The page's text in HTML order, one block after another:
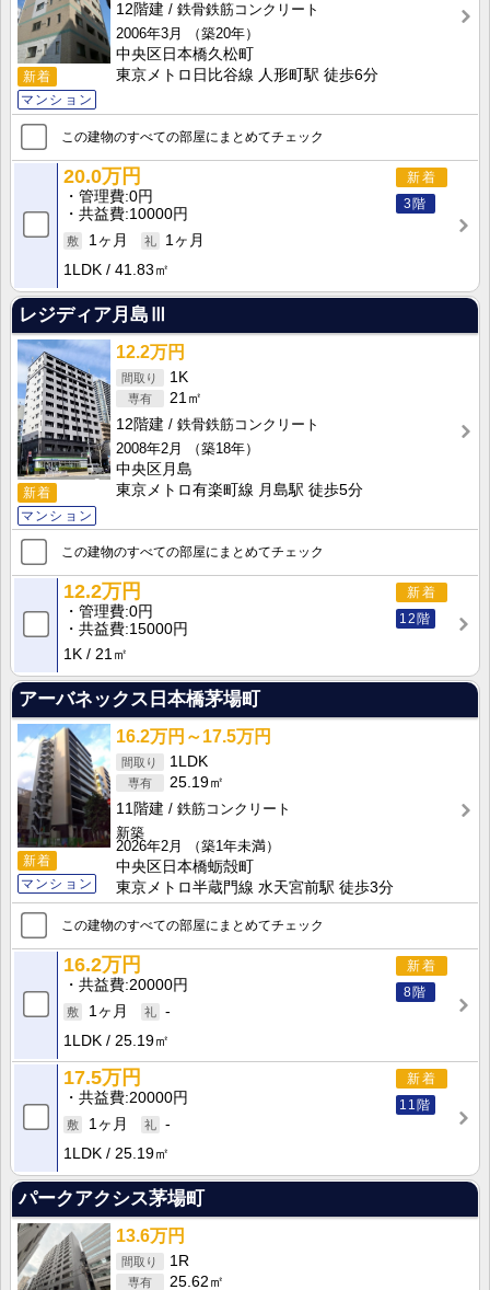
新着
マンション
12階建
鉄骨鉄筋コンクリート
2006年3月
（築20年）
中央区日本橋久松町
東京メトロ日比谷線 人形町駅 徒歩6分
この建物のすべての部屋にまとめてチェック
新着
3階
20.0万円
管理費 0円
共益費 10000円
1ヶ月
1ヶ月
1LDK
41.83㎡
レジディア月島Ⅲ
新着
マンション
12.2万円
1K
21㎡
12階建
鉄骨鉄筋コンクリート
2008年2月
（築18年）
中央区月島
東京メトロ有楽町線 月島駅 徒歩5分
この建物のすべての部屋にまとめてチェック
新着
12階
12.2万円
管理費 0円
共益費 15000円
1K
21㎡
アーバネックス日本橋茅場町
新着
マンション
16.2万円～17.5万円
1LDK
25.19㎡
11階建
鉄筋コンクリート
新築
2026年2月
（築1年未満）
中央区日本橋蛎殻町
東京メトロ半蔵門線 水天宮前駅 徒歩3分
この建物のすべての部屋にまとめてチェック
新着
8階
16.2万円
共益費 20000円
1ヶ月
-
1LDK
25.19㎡
新着
11階
17.5万円
共益費 20000円
1ヶ月
-
1LDK
25.19㎡
パークアクシス茅場町
13.6万円
1R
25.62㎡